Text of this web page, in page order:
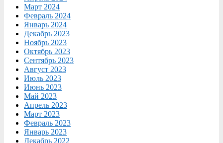
Март 2024
Февраль 2024
Январь 2024
Декабрь 2023
Ноябрь 2023
Октябрь 2023
Сентябрь 2023
Август 2023
Июль 2023
Июнь 2023
Май 2023
Апрель 2023
Март 2023
Февраль 2023
Январь 2023
Декабрь 2022